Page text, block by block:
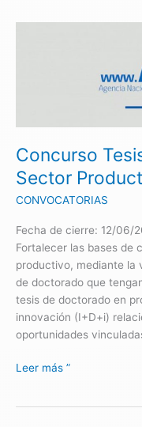
Concurso
Sector
CONVOCATORIAS
Fecha de cierre: 12/06/
Fortalecer las bases de
productivo, mediante la
de doctorado que
tesis de doctorado en
innovación (I+D+i)
oportunidades
Productivo
2025
Leer más ”